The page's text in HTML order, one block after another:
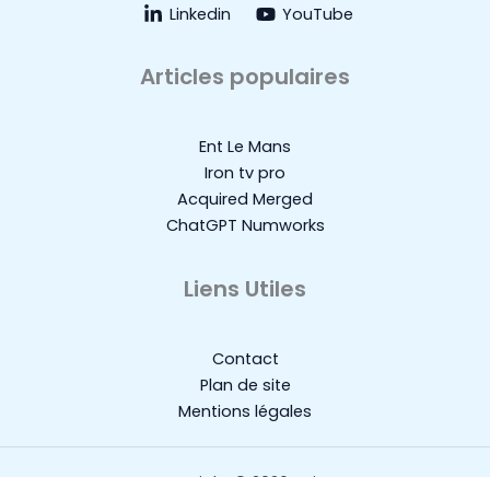
Linkedin
YouTube
Articles populaires
Ent Le Mans
Iron tv pro
Acquired Merged
ChatGPT Numworks
Liens Utiles
Contact
Plan de site
Mentions légales